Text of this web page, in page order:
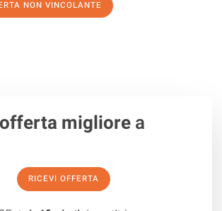
NON VINCOLANTE
migliorea
RICEVI OFFERTA